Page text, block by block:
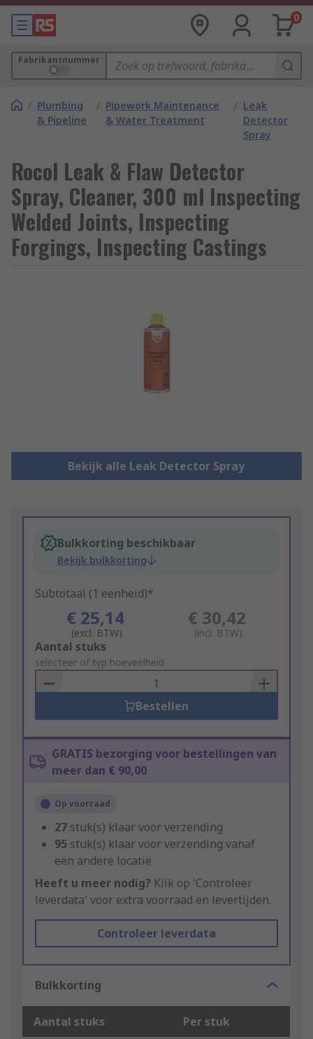
0
Fabrikantnummer
/ Plumbing
& Pipeline
/ Pipework Maintenance
& Water Treatment
/ Leak
Detector
Spray
Rocol Leak & Flaw Detector
Spray, Cleaner, 300 ml Inspecting
Welded Joints, Inspecting
Forgings, Inspecting Castings
Bekijk alle Leak Detector Spray
Bulkkorting beschikbaar
Bekijk bulkkorting
Subtotaal (1 eenheid)*
€ 25,14
(excl. BTW)
€ 30,42
(incl. BTW)
Add
to
Basket
Aantal stuks
selecteer of typ hoeveelheid
Bestellen
GRATIS bezorging voor bestellingen van
meer dan € 90,00
Op voorraad
27 stuk(s) klaar voor verzending
95 stuk(s) klaar voor verzending vanaf
een andere locatie
Heeft u meer nodig? Klik op 'Controleer
leverdata' voor extra voorraad en levertijden.
Controleer leverdata
Bulkkorting
Aantal stuks Per stuk